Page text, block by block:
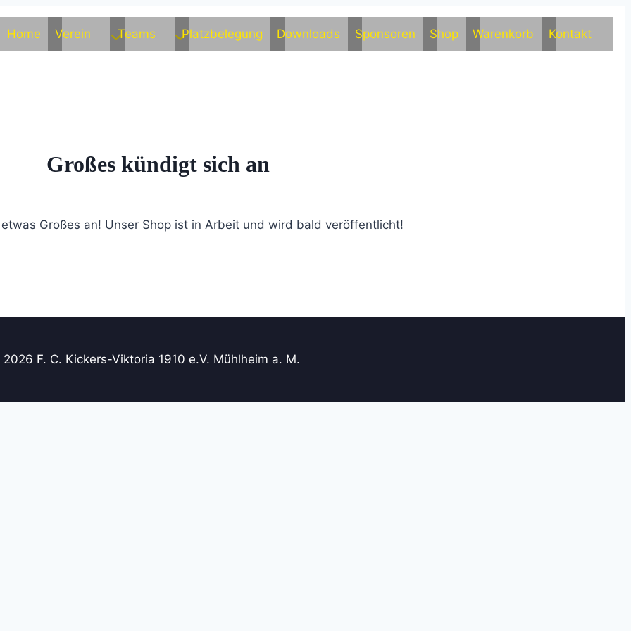
Home Verein Teams Platzbelegung Downloads Sponsoren Shop Warenkorb Kontakt
Großes kündigt sich an
Großes an! Unser Shop ist in Arbeit und wird bald veröffentlicht!
F. C. Kickers-Viktoria 1910 e.V. Mühlheim a. M.